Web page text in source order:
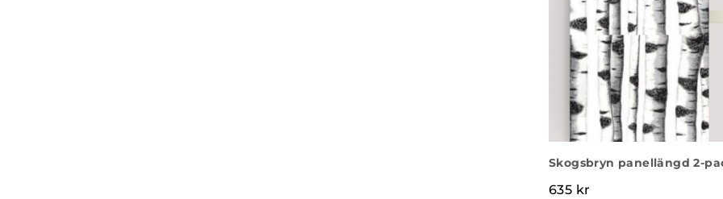
Skogsbryn panellängd 2-
635 kr